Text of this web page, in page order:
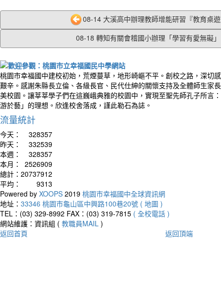
08-14 大溪高中辦理教師增能研習『教育桌
08-18 轉知有關會稽國小辦理「學習有愛無礙
桃園市幸福國中建校初始，荒煙蔓草，地形崎嶇不平。創校之路，深切
艱辛。感謝朱縣長立倫、各級長官、民代仕紳的關懷支持及全體師生家
美校園。讓莘莘學子們在這巍峨典雅的校園中，實現至聖先師孔子所言
游於藝」的理想。欣逢校舍落成，謹此勒石為誌。
流量統計
今天：
328357
昨天：
332539
本週：
328357
本月：
2526909
總計： 20737912
平均：
9313
Powered by XOOPS 2019 桃園市幸福國中全球資訊網
地址： 33346 桃園市龜山區中興路100巷20號 ( 地圖 )
TEL：(03) 329-8992 FAX：(03) 319-7815 ( 全校電話 )
網站維護：資訊組 ( 教職員MAIL )
返回首頁
返回頂端